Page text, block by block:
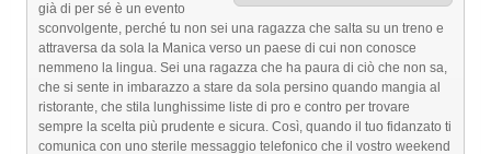
già di per sé è un evento
sconvolgente, perché tu non sei una ragazza che salta su un treno e
attraversa da sola la Manica verso un paese di cui non conosce
nemmeno la lingua. Sei una ragazza che ha paura di ciò che non sa,
che si sente in imbarazzo a stare da sola persino quando mangia al
ristorante, che stila lunghissime liste di pro e contro per trovare
sempre la scelta più prudente e sicura. Così, quando il tuo fidanzato ti
comunica con uno sterile messaggio telefonico che il vostro weekend